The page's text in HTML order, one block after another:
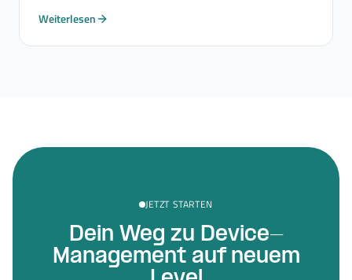
Weiterlesen
JETZT STARTEN
Dein Weg zu Device-
Management auf neuem